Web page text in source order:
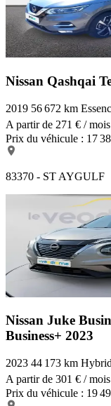
Nissan Qashqai
2019 56 672 km
A partir de 271 € / mois
Prix du véhicule : 17
83370 - ST AYGULF
Nissan Juke
Business+ 2023
2023 44 173 km
A partir de 301 € / mois
Prix du véhicule : 19